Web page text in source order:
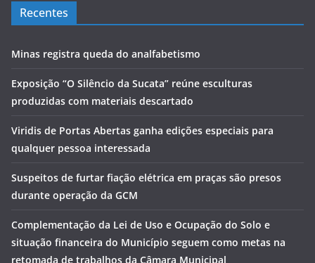
Recentes
Minas registra queda do analfabetismo
Exposição “O Silêncio da Sucata” reúne esculturas
produzidas com materiais descartado
Viridis de Portas Abertas ganha edições especiais para
qualquer pessoa interessada
Suspeitos de furtar fiação elétrica em praças são presos
durante operação da GCM
Complementação da Lei de Uso e Ocupação do Solo e
situação financeira do Município seguem como metas na
retomada de trabalhos da Câmara Municipal